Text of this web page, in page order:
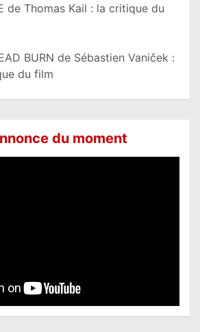
de Thomas Kail : la critique du
BURN de Sébastien Vaniček :
du film
du moment